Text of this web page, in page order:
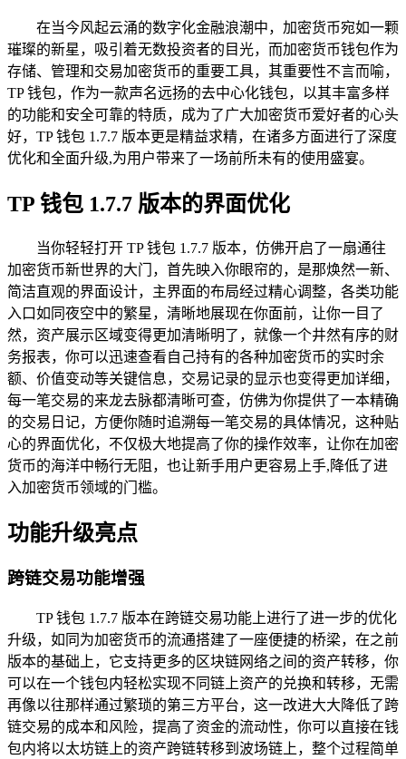
在当今风起云涌的数字化金融浪潮中，加密货币宛如一颗
璀璨的新星，吸引着无数投资者的目光，而加密货币钱包作为
存储、管理和交易加密货币的重要工具，其重要性不言而喻，
TP 钱包，作为一款声名远扬的去中心化钱包，以其丰富多样
的功能和安全可靠的特质，成为了广大加密货币爱好者的心头
好，TP 钱包 1.7.7 版本更是精益求精，在诸多方面进行了深度
优化和全面升级,为用户带来了一场前所未有的使用盛宴。
TP 钱包 1.7.7 版本的界面优化
当你轻轻打开 TP 钱包 1.7.7 版本，仿佛开启了一扇通往
加密货币新世界的大门，首先映入你眼帘的，是那焕然一新、
简洁直观的界面设计，主界面的布局经过精心调整，各类功能
入口如同夜空中的繁星，清晰地展现在你面前，让你一目了
然，资产展示区域变得更加清晰明了，就像一个井然有序的财
务报表，你可以迅速查看自己持有的各种加密货币的实时余
额、价值变动等关键信息，交易记录的显示也变得更加详细，
每一笔交易的来龙去脉都清晰可查，仿佛为你提供了一本精确
的交易日记，方便你随时追溯每一笔交易的具体情况，这种贴
心的界面优化，不仅极大地提高了你的操作效率，让你在加密
货币的海洋中畅行无阻，也让新手用户更容易上手,降低了进
入加密货币领域的门槛。
功能升级亮点
跨链交易功能增强
TP 钱包 1.7.7 版本在跨链交易功能上进行了进一步的优化
升级，如同为加密货币的流通搭建了一座便捷的桥梁，在之前
版本的基础上，它支持更多的区块链网络之间的资产转移，你
可以在一个钱包内轻松实现不同链上资产的兑换和转移，无需
再像以往那样通过繁琐的第三方平台，这一改进大大降低了跨
链交易的成本和风险，提高了资金的流动性，你可以直接在钱
包内将以太坊链上的资产跨链转移到波场链上，整个过程简单